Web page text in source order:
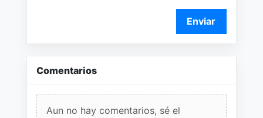
Enviar
Comentarios
Aun no hay comentarios, sé el